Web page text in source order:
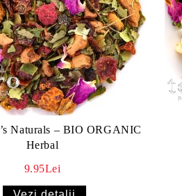
Naturals – BIO ORGANIC
Herbal
9.95Lei